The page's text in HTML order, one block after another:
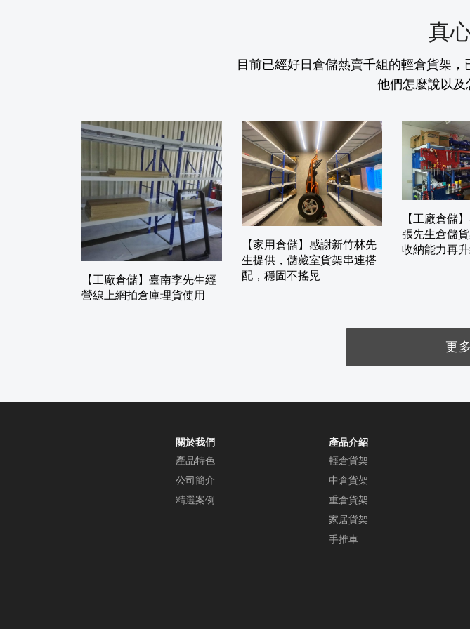
真
目前已經好日倉儲熱賣千組的輕倉貨架
他們怎麼說以及
【工廠倉儲】臺南李先生經
營線上網拍倉庫理貨使用
【家用倉儲】感謝新竹林先
生提供，儲藏室貨架串連搭
配，穩固不搖晃
【工廠倉儲
張先生倉儲
收納能力再
更
關於我們
產品特色
公司簡介
精選案例
產品介紹
輕倉貨架
中倉貨架
重倉貨架
家居貨架
手推車